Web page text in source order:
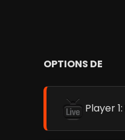
OPTIONS DE
Player 1: